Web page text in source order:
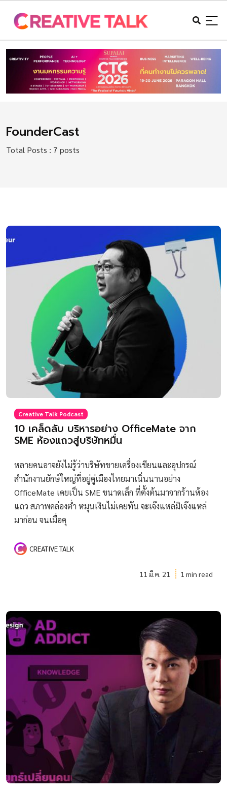
FounderCast
Total Posts : 7 posts
Creative Talk Podcast
10 เคล็ดลับ บริหารอย่าง OfficeMate จาก
SME ห้องแถวสู่บริษัทหมื่น
หลายคนอาจยังไม่รู้ว่าบริษัทขายเครื่องเขียนและอุปกรณ์
สำนักงานยักษ์ใหญ่ที่อยู่คู่เมืองไทยมาเนิ่นนานอย่าง
OfficeMate เคยเป็น SME ขนาดเล็ก ที่ตั้งต้นมาจากร้านห้อง
แถว สภาพคล่องต่ำ หมุนเงินไม่เคยทัน จะเจ๊งแหล่มิเจ๊งแหล่
มาก่อน จนเมื่อคุ
CREATIVE TALK
11 มี.ค. 21 1 min read